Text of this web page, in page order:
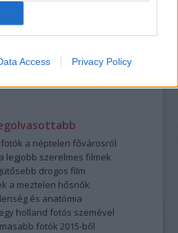
Access Privacy Policy
a néptelen fővárosról
legjobb szerelmes filmek
drogos film
a meztelen hősnők
és anatómia
holland fotós szemével
fotók 2015-ből